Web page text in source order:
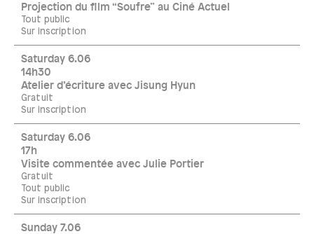
Projection du film “Soufre” au Ciné Actuel
Tout public
Sur inscription
Saturday 6.06
14h30
Atelier d’écriture avec Jisung Hyun
Gratuit
Sur inscription
Saturday 6.06
17h
Visite commentée avec Julie Portier
Gratuit
Tout public
Sur inscription
Sunday 7.06